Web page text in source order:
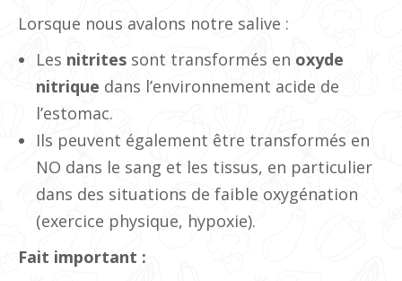
Lorsque nous avalons notre salive :
Les nitrites sont transformés en oxyde
nitrique dans l’environnement acide de
l’estomac.
Ils peuvent également être transformés en
NO dans le sang et les tissus, en particulier
dans des situations de faible oxygénation
(exercice physique, hypoxie).
Fait important :